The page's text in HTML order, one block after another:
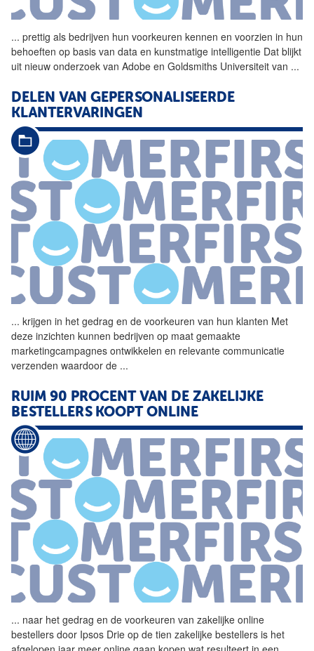
... prettig als bedrijven hun voorkeuren kennen en voorzien in hun
behoeften op basis van data en kunstmatige intelligentie Dat blijkt
uit nieuw onderzoek van Adobe en Goldsmiths Universiteit van ...
DELEN VAN GEPERSONALISEERDE
KLANTERVARINGEN
... krijgen in het gedrag en de voorkeuren van hun klanten Met
deze inzichten kunnen bedrijven op maat gemaakte
marketingcampagnes ontwikkelen en relevante communicatie
verzenden waardoor de ...
RUIM 90 PROCENT VAN DE ZAKELIJKE
BESTELLERS KOOPT ONLINE
... naar het gedrag en de voorkeuren van zakelijke online
bestellers door Ipsos Drie op de tien zakelijke bestellers is het